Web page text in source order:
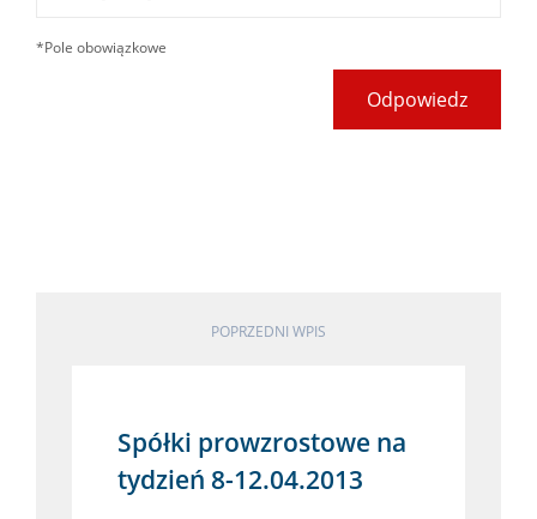
*Pole obowiązkowe
Odpowiedz
POPRZEDNI WPIS
Spółki prowzrostowe na
tydzień 8-12.04.2013